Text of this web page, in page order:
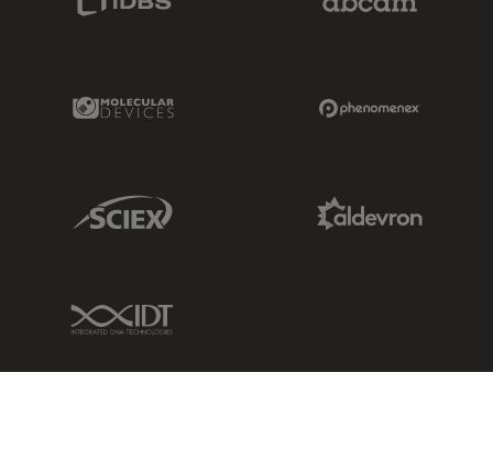
Molecular Devices Link
Sciex Link
IDT Link